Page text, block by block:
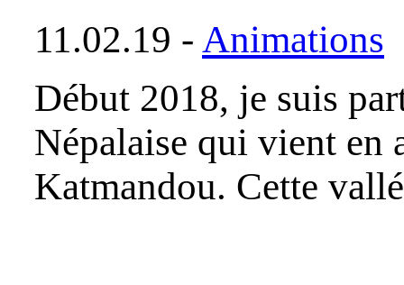
11.02.19 - Animations
Début 2018, je suis
Népalaise qui vient en
Katmandou. Cette